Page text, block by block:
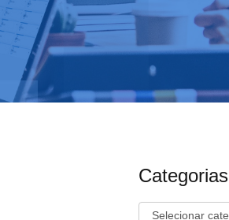
Categorias
Categorias